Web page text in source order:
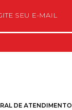
DE ATENDIMENTO